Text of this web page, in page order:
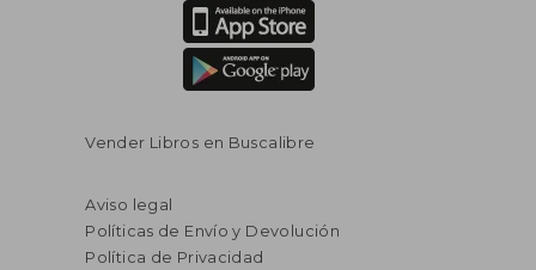
Vender Libros en Buscalibre
Aviso legal
Políticas de Envío y Devolución
Política de Privacidad